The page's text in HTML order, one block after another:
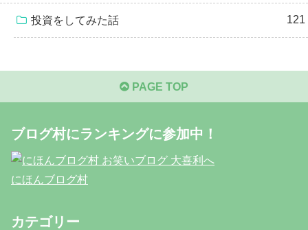
投資をしてみた話 121
PAGE TOP
ブログ村にランキングに参加中！
にほんブログ村
カテゴリー